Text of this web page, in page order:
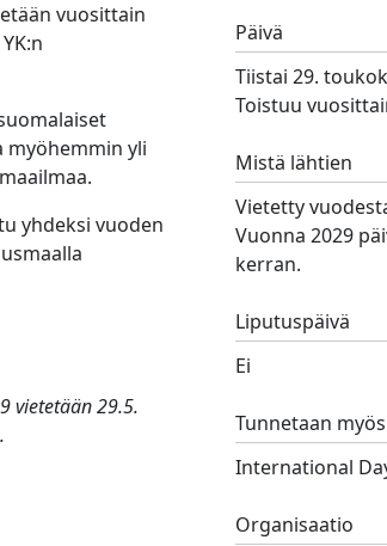
vuosittain
myöhemmin yli
yhdeksi vuoden
vietetään 29.5.
Päivä
Tiistai 29.
Toistuu
Mistä lähtien
Vietetty
Vuonna 2029
kerran.
Liputuspäivä
Ei
Tunnetaan
International
Organisaatio